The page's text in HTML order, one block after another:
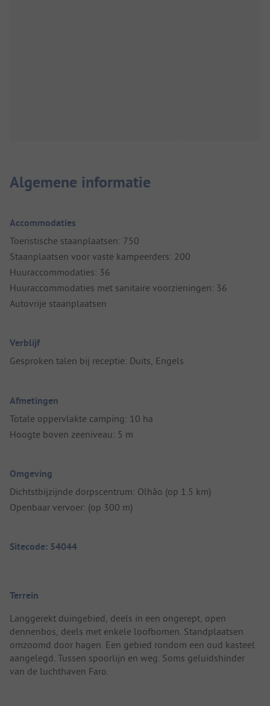
Algemene informatie
Accommodaties
Toeristische staanplaatsen: 750
Staanplaatsen voor vaste kampeerders: 200
Huuraccommodaties: 36
Huuraccommodaties met sanitaire voorzieningen: 36
Autovrije staanplaatsen
Verblijf
Gesproken talen bij receptie: Duits, Engels
Afmetingen
Totale oppervlakte camping: 10 ha
Hoogte boven zeeniveau: 5 m
Omgeving
Dichtstbijzijnde dorpscentrum: Olhão (op 1.5 km)
Openbaar vervoer: (op 300 m)
Sitecode: 54044
Terrein
Langgerekt duingebied, deels in een ongerept, open
dennenbos, deels met enkele loofbomen. Standplaatsen
omzoomd door hagen. Een gebied rondom een oud kasteel
aangelegd. Tussen spoorlijn en weg. Soms geluidshinder
van de luchthaven Faro.